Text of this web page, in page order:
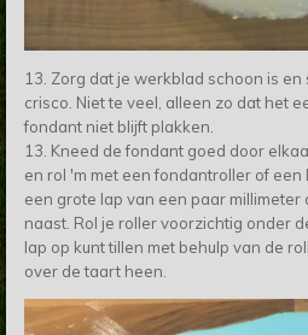
13. Zorg dat je werkblad schoon is
crisco. Niet te veel, alleen zo dat het
fondant niet blijft plakken.
13. Kneed de fondant goed door
en rol 'm met een fondantroller of een
een grote lap van een paar millimeter
naast. Rol je roller voorzichtig onder
lap op kunt tillen met behulp van de
over de taart heen.